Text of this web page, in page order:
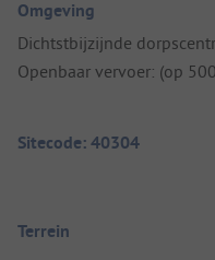
Omgeving
Dichtstbijzijnde
Openbaar vervoer: (op
Sitecode: 40304
Terrein